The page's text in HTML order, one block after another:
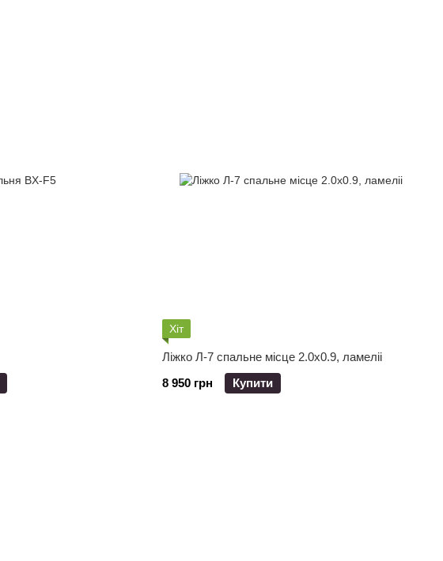
Хіт
Ліжко Л-7 спальне місце 2.0х0.9, ламеліі
8 950 грн
Купити